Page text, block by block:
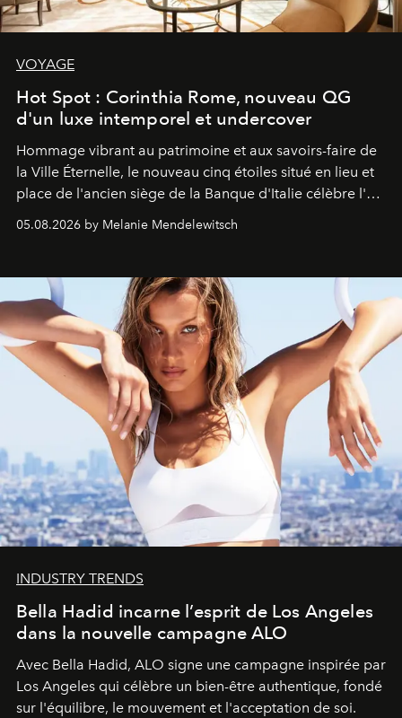
VOYAGE
Hot Spot : Corinthia Rome, nouveau QG
d'un luxe intemporel et undercover
Hommage vibrant au patrimoine et aux savoirs-faire de
la Ville Éternelle, le nouveau cinq étoiles situé en lieu et
place de l'ancien siège de la Banque d'Italie célèbre l'art
de vivre Romain dans toute son élégance intemporelle.
05.08.2026 by Melanie Mendelewitsch
INDUSTRY TRENDS
Bella Hadid incarne l’esprit de Los Angeles
dans la nouvelle campagne ALO
Avec Bella Hadid, ALO signe une campagne inspirée par
Los Angeles qui célèbre un bien-être authentique, fondé
sur l'équilibre, le mouvement et l'acceptation de soi.